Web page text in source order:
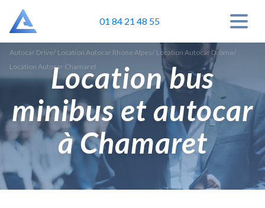
01 84 21 48 55
Autocar Drive/ Location Autocar Rhone Alpes/ Location Autocar Drôme/
Location Autocar Chamaret
Location bus
minibus et autocar
à Chamaret